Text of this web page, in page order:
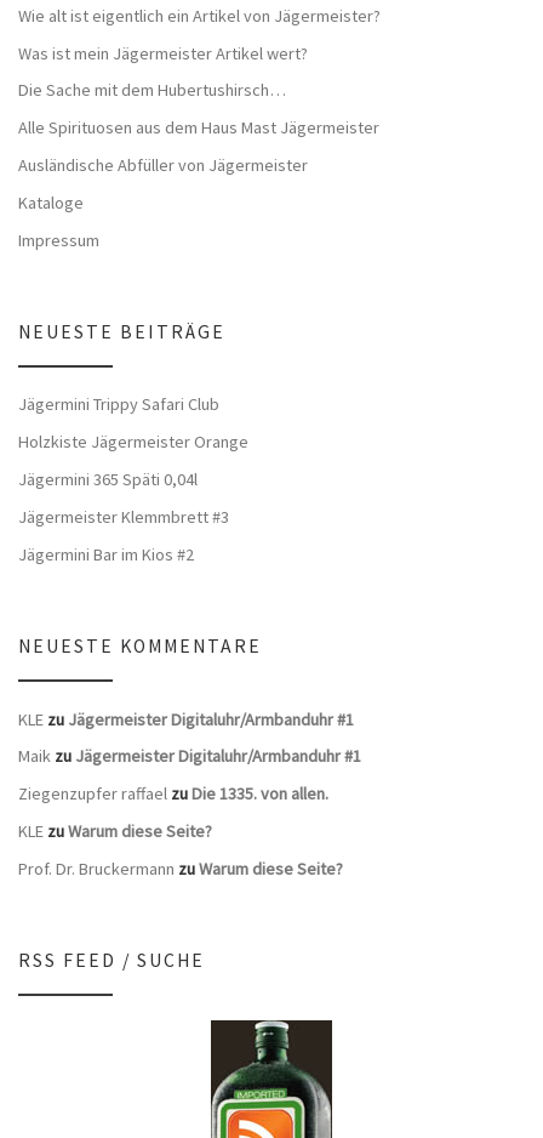
Wie alt ist eigentlich ein Artikel von Jägermeister?
Was ist mein Jägermeister Artikel wert?
Die Sache mit dem Hubertushirsch…
Alle Spirituosen aus dem Haus Mast Jägermeister
Ausländische Abfüller von Jägermeister
Kataloge
Impressum
NEUESTE BEITRÄGE
Jägermini Trippy Safari Club
Holzkiste Jägermeister Orange
Jägermini 365 Späti 0,04l
Jägermeister Klemmbrett #3
Jägermini Bar im Kios #2
NEUESTE KOMMENTARE
KLE zu Jägermeister Digitaluhr/Armbanduhr #1
Maik zu Jägermeister Digitaluhr/Armbanduhr #1
Ziegenzupfer raffael zuDie 1335. von allen.
KLE zuWarum diese Seite?
Prof. Dr. Bruckermann zuWarum diese Seite?
RSS FEED / SUCHE